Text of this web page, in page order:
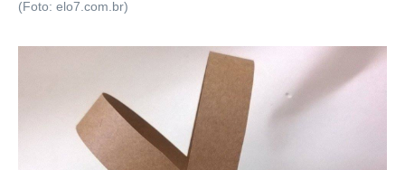
(Foto: elo7.com.br)